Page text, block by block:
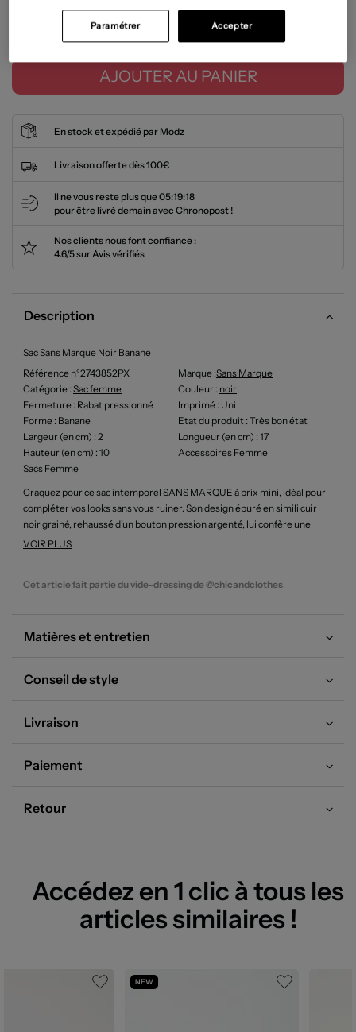
AJOUTER AU PANIER
En stock et expédié par Modz
Livraison offerte dès 100€
Il ne vous reste plus que05:19:18
pour être livré demain avec Chronopost !
Nos clients nous font confiance :
4.6/5 sur Avis vérifiés
Description
Sac Sans Marque Noir Banane
Référence n°2743852PX
Marque :Sans Marque
Catégorie : Sac femme Couleur : noir
Fermeture : Rabat pressionné Imprimé : Uni
Forme : Banane Etat du produit : Très bon état
Largeur (en cm) : 2 Longueur (en cm) : 17
Hauteur (en cm) : 10
Accessoires Femme
Sacs Femme
Craquez pour ce sac intemporel SANS MARQUE à prix mini, idéal pour
compléter vos looks sans vous ruiner. Son design épuré en simili cuir
noir grainé, rehaussé d’un bouton pression argenté, lui confère une
élégance discrète qui conviendra à toutes vos tenues du quotidien.
VOIR PLUS
Cet article fait partie du vide-dressing de@chicandclothes.
Matières et entretien
Conseil de style
Livraison
Paiement
Retour
Accédez en 1 clic à tous les
articles similaires !
NEW
Accepter
Paramétrer